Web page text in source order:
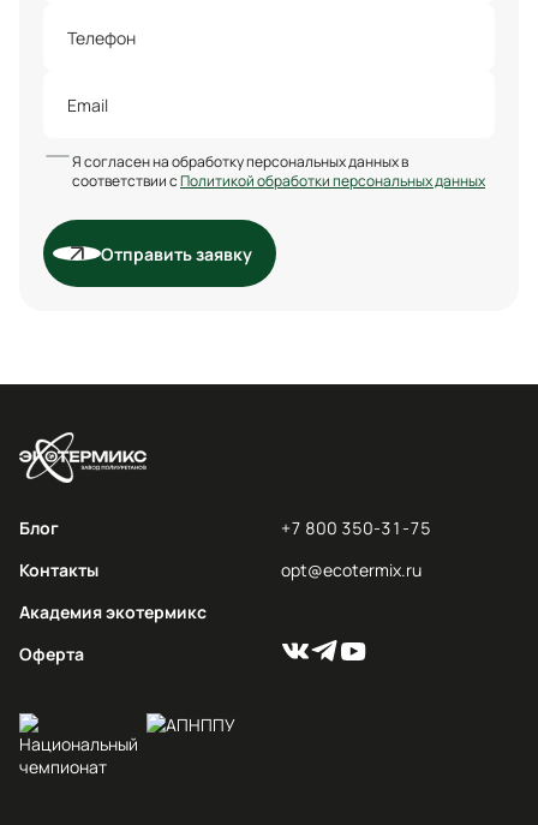
Я согласен на обработку персональных данных в
соответствии сПолитикой обработки персональных данных
Отправить заявку
Блог
Контакты
Академия экотермикс
Оферта
+7 800 350-31-75
opt@ecotermix.ru